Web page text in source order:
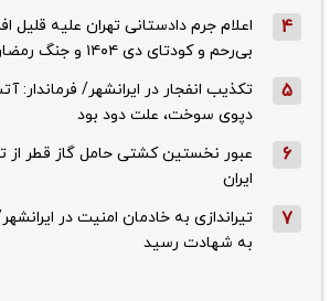
4
اعلام جرم دادستانی تهران علیه قلیل
بی‌رحم و کودتای دی‌ ۱۴۰۴ و جنگ رمضان
5
تکذیب ‌انفجار در ایرانشهر/
دپوی سوخت، علت دود بود
6
عبور نخستین کشتی حامل گاز قطر از
ایران
7
تیراندازی به خادمان امنیت در
به شهادت رسید